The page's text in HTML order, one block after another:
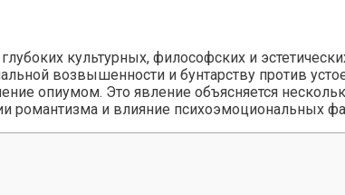
культурных, философских и
возвышенности и бунтарству против
опиумом. Это явление объясняется
романтизма и влияние психоэмоциональных